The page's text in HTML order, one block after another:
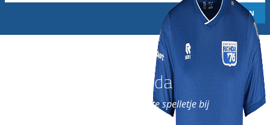
Word nu lid van Rohda
en geniet iedere week van het leukste spelletje bij